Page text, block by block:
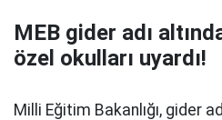
MEB gider adı
özel okulları uyardı!
Milli Eğitim Bakanlığı, gider